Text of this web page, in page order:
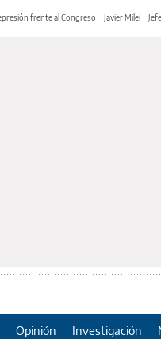
frente al Congreso Javier Milei
Opinión Investigación